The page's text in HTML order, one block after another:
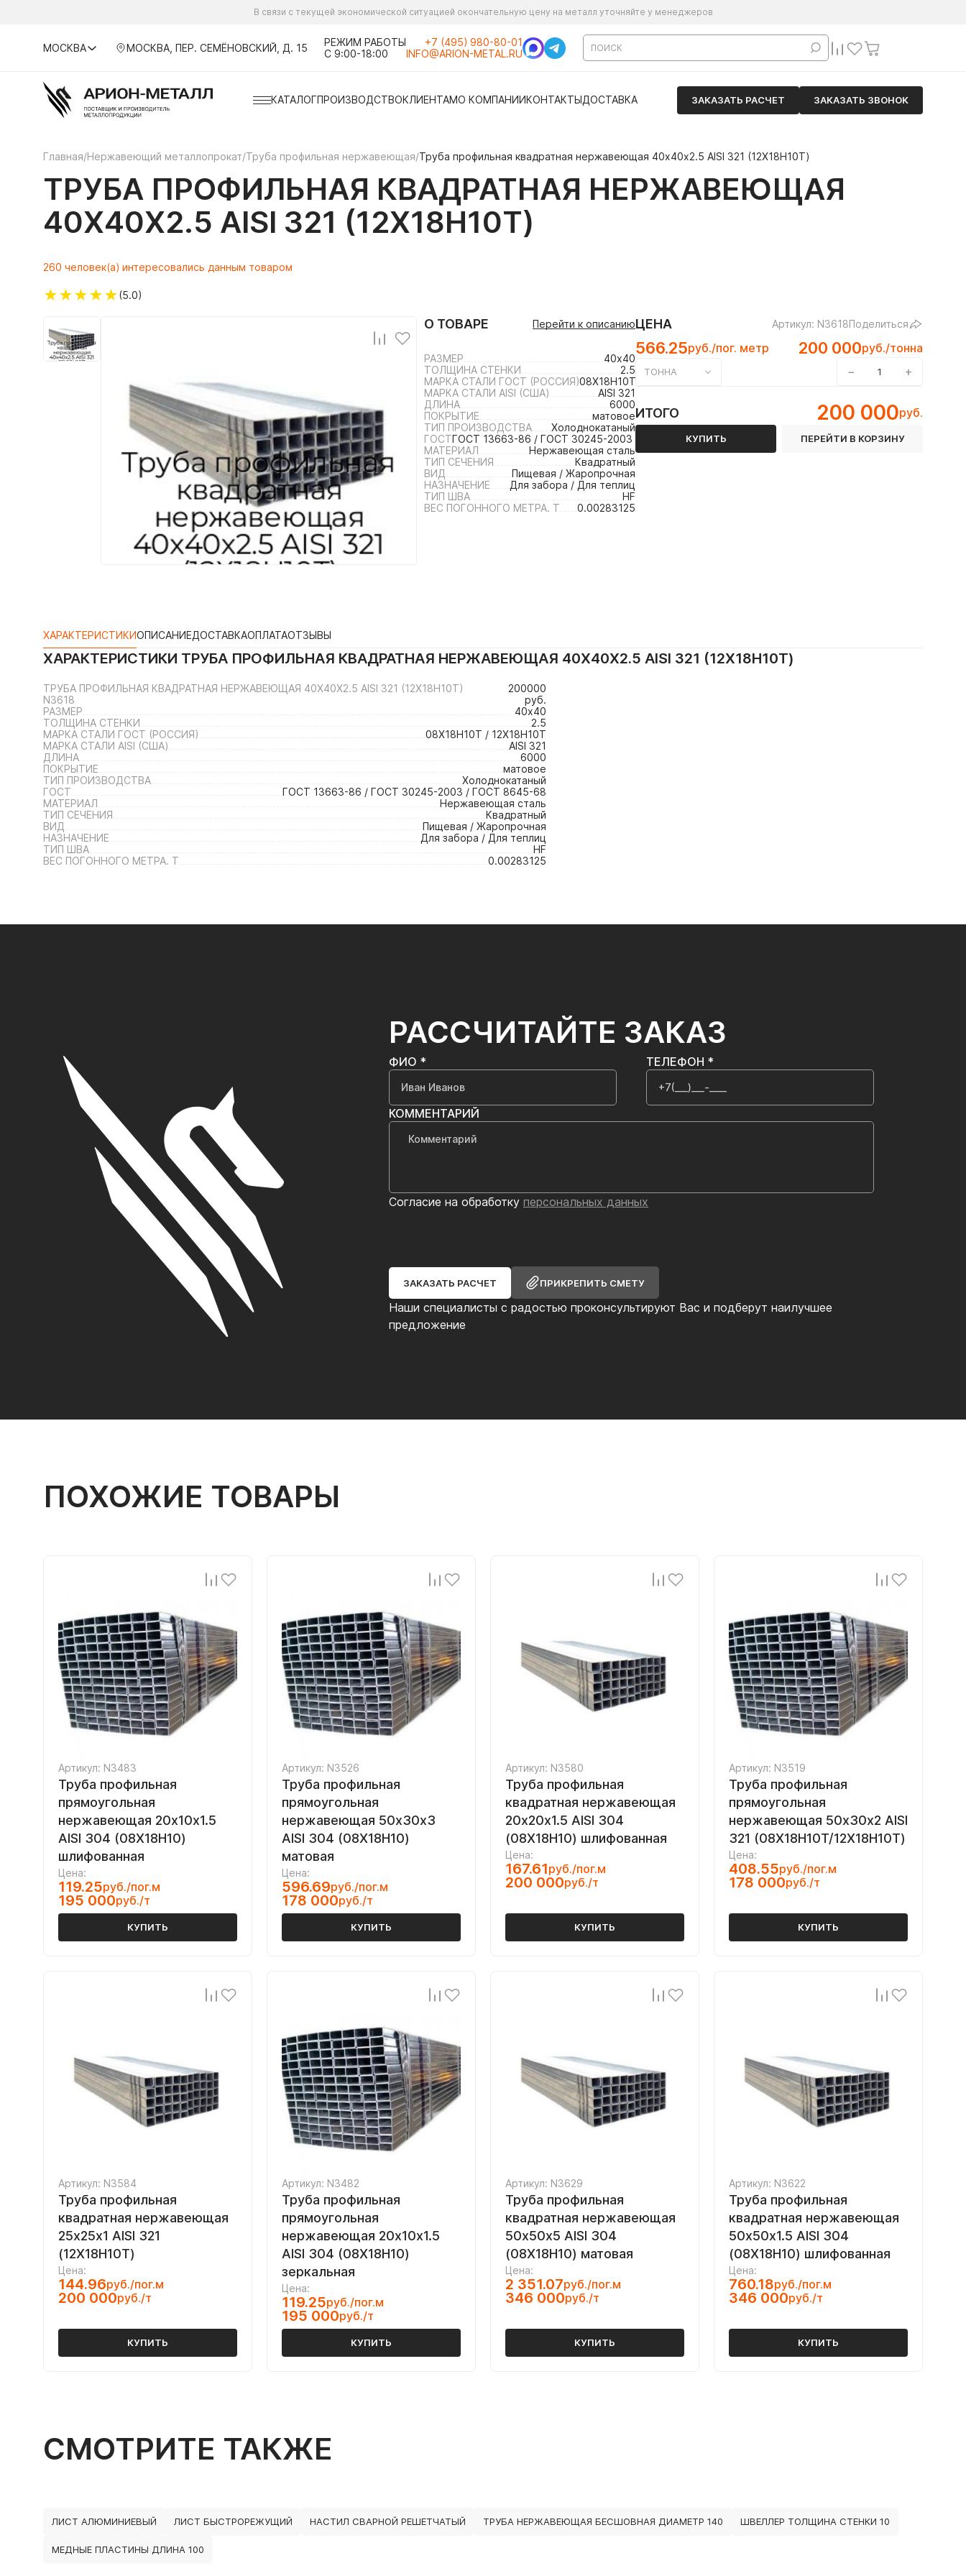
В связи с текущей экономической ситуацией окончательную цену на металл уточняйте у менеджеров
МОСКВА МОСКВА, ПЕР. СЕМЁНОВСКИЙ, Д. 15
РЕЖИМ РАБОТЫ
С 9:00-18:00
+7 (495) 980-80-01
INFO@ARION-METAL.RU
КАТАЛОГПРОИЗВОДСТВОКЛИЕНТАМО КОМПАНИИКОНТАКТЫДОСТАВКА ЗАКАЗАТЬ РАСЧЕТ ЗАКАЗАТЬ ЗВОНОК
Главная/Нержавеющий металлопрокат/Труба профильная нержавеющая/Труба профильная квадратная нержавеющая 40х40х2.5 AISI 321 (12Х18Н10Т)
ТРУБА ПРОФИЛЬНАЯ КВАДРАТНАЯ НЕРЖАВЕЮЩАЯ
40Х40Х2.5 AISI 321 (12Х18Н10Т)
260 человек(а) интересовались данным товаром
★★★★★(5.0)
О ТОВАРЕ Перейти к описанию
РАЗМЕР
40х40
ТОЛЩИНА СТЕНКИ
2.5
МАРКА СТАЛИ ГОСТ (РОССИЯ)08Х18Н10Т / 12Х18Н10Т
МАРКА СТАЛИ AISI (США)
AISI 321
ДЛИНА
6000
ПОКРЫТИЕ
матовое
ТИП ПРОИЗВОДСТВА
Холоднокатаный
ГОСТГОСТ 13663-86 / ГОСТ 30245-2003 / ГОСТ 8645-68
МАТЕРИАЛ
Нержавеющая сталь
ТИП СЕЧЕНИЯ
Квадратный
ВИД
Пищевая / Жаропрочная
НАЗНАЧЕНИЕ
Для забора / Для теплиц
ТИП ШВА
HF
ВЕС ПОГОННОГО МЕТРА. Т
0.00283125
ЦЕНА Артикул: N3618Поделиться
566.25руб./пог. метр 200 000руб./тонна
ТОННА − +
ИТОГО 200 000руб.
КУПИТЬ ПЕРЕЙТИ В КОРЗИНУ
ХАРАКТЕРИСТИКИОПИСАНИЕДОСТАВКАОПЛАТАОТЗЫВЫ
ХАРАКТЕРИСТИКИ ТРУБА ПРОФИЛЬНАЯ КВАДРАТНАЯ НЕРЖАВЕЮЩАЯ 40Х40Х2.5 AISI 321 (12Х18Н10Т)
ТРУБА ПРОФИЛЬНАЯ КВАДРАТНАЯ НЕРЖАВЕЮЩАЯ 40Х40Х2.5 AISI 321 (12Х18Н10Т)
N3618
200000
руб.
РАЗМЕР
40х40
ТОЛЩИНА СТЕНКИ
2.5
МАРКА СТАЛИ ГОСТ (РОССИЯ)
08Х18Н10Т / 12Х18Н10Т
МАРКА СТАЛИ AISI (США)
AISI 321
ДЛИНА
6000
ПОКРЫТИЕ
матовое
ТИП ПРОИЗВОДСТВА
Холоднокатаный
ГОСТ
ГОСТ 13663-86 / ГОСТ 30245-2003 / ГОСТ 8645-68
МАТЕРИАЛ
Нержавеющая сталь
ТИП СЕЧЕНИЯ
Квадратный
ВИД
Пищевая / Жаропрочная
НАЗНАЧЕНИЕ
Для забора / Для теплиц
ТИП ШВА
HF
ВЕС ПОГОННОГО МЕТРА. Т
0.00283125
РАССЧИТАЙТЕ ЗАКАЗ
Наши специалисты с радостью проконсультируют Вас и подберут наилучшее
предложение
ФИО * ТЕЛЕФОН *
КОММЕНТАРИЙ
Согласие на обработку персональных данных
ЗАКАЗАТЬ РАСЧЕТ ПРИКРЕПИТЬ СМЕТУ
ПОХОЖИЕ ТОВАРЫ
Артикул: N3483
Труба профильная
прямоугольная
нержавеющая 20х10х1.5
AISI 304 (08Х18Н10)
шлифованная
Цена:
119.25руб./пог.м
195 000руб./т
КУПИТЬ
Артикул: N3526
Труба профильная
прямоугольная
нержавеющая 50х30х3
AISI 304 (08Х18Н10)
матовая
Цена:
596.69руб./пог.м
178 000руб./т
КУПИТЬ
Артикул: N3580
Труба профильная
квадратная нержавеющая
20х20х1.5 AISI 304
(08Х18Н10) шлифованная
Цена:
167.61руб./пог.м
200 000руб./т
КУПИТЬ
Артикул: N3519
Труба профильная
прямоугольная
нержавеющая 50х30х2 AISI
321 (08Х18Н10Т/12Х18Н10Т)
Цена:
408.55руб./пог.м
178 000руб./т
КУПИТЬ
Артикул: N3584
Труба профильная
квадратная нержавеющая
25х25х1 AISI 321
(12Х18Н10Т)
Цена:
144.96руб./пог.м
200 000руб./т
КУПИТЬ
Артикул: N3482
Труба профильная
прямоугольная
нержавеющая 20х10х1.5
AISI 304 (08Х18Н10)
зеркальная
Цена:
119.25руб./пог.м
195 000руб./т
КУПИТЬ
Артикул: N3629
Труба профильная
квадратная нержавеющая
50х50х5 AISI 304
(08Х18Н10) матовая
Цена:
2 351.07руб./пог.м
346 000руб./т
КУПИТЬ
Артикул: N3622
Труба профильная
квадратная нержавеющая
50х50х1.5 AISI 304
(08Х18Н10) шлифованная
Цена:
760.18руб./пог.м
346 000руб./т
КУПИТЬ
СМОТРИТЕ ТАКЖЕ
ЛИСТ АЛЮМИНИЕВЫЙ ЛИСТ БЫСТРОРЕЖУЩИЙ НАСТИЛ СВАРНОЙ РЕШЕТЧАТЫЙ ТРУБА НЕРЖАВЕЮЩАЯ БЕСШОВНАЯ ДИАМЕТР 140 ШВЕЛЛЕР ТОЛЩИНА СТЕНКИ 10
МЕДНЫЕ ПЛАСТИНЫ ДЛИНА 100